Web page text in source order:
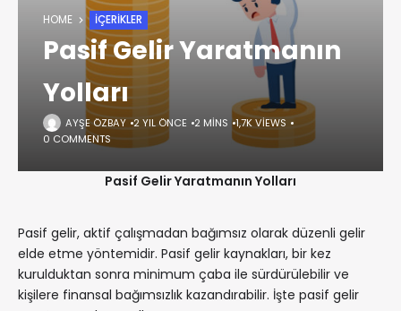
HOME İÇERIKLER
Pasif Gelir Yaratmanın
Yolları
AYŞE ÖZBAY 2 YIL ÖNCE 2 MINS 1,7K VIEWS
0 COMMENTS
Pasif Gelir Yaratmanın Yolları
Pasif gelir, aktif çalışmadan bağımsız olarak düzenli gelir
elde etme yöntemidir. Pasif gelir kaynakları, bir kez
kurulduktan sonra minimum çaba ile sürdürülebilir ve
kişilere finansal bağımsızlık kazandırabilir. İşte pasif gelir